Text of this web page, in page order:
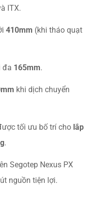
ITX.
410mm (khi tháo quạt
đa 165mm.
khi dịch chuyển
tối ưu bố trí cho lắp
.
Segotep Nexus PX
nguồn tiện lợi.